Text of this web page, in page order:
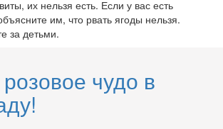
их нельзя есть. Если у вас есть
им, что рвать ягоды нельзя.
за детьми.
чудо в